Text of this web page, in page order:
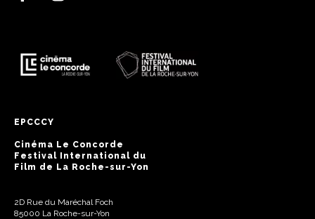
EPCCCY
Cinéma Le Concorde
Festival International du
Film de La Roche-sur-Yon
2D Rue du Maréchal Foch
85000 La Roche-sur-Yon